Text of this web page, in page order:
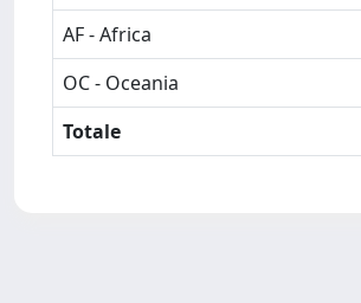
AF - Africa
OC - Oceania
Totale